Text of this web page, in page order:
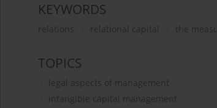
KEYWORDS
relations relational capital the
TOPICS
legal aspects of management
intangible capital management